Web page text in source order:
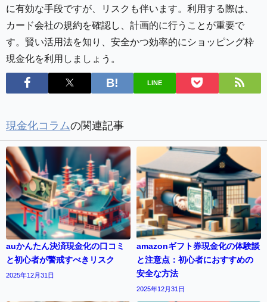
に有効な手段ですが、リスクも伴います。利用する際は、
カード会社の規約を確認し、計画的に行うことが重要で
す。賢い活用法を知り、安全かつ効率的にショッピング枠
現金化を利用しましょう。
LINE
現金化コラムの関連記事
auかんたん決済現金化の口コミ
と初心者が警戒すべきリスク
2025年12月31日
amazonギフト券現金化の体験談
と注意点：初心者におすすめの
安全な方法
2025年12月31日